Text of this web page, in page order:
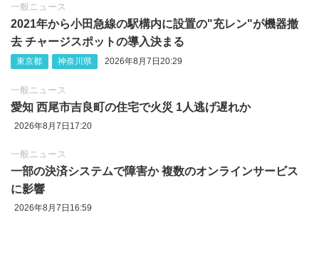
一般ニュース
2021年から小田急線の駅構内に設置の"充レン"が機器撤
去 チャージスポットの導入決まる
東京都 神奈川県 2026年8月7日20:29
一般ニュース
愛知 西尾市吉良町の住宅で火災 1人逃げ遅れか
2026年8月7日17:20
一般ニュース
一部の決済システムで障害か 複数のオンラインサービス
に影響
2026年8月7日16:59